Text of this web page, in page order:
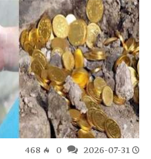
2026-07-31
468